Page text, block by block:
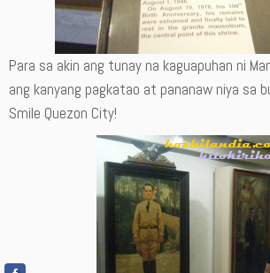
Para sa akin ang tunay na kaguapuhan ni
ang kanyang pagkatao at pananaw niya sa
Smile Quezon City!